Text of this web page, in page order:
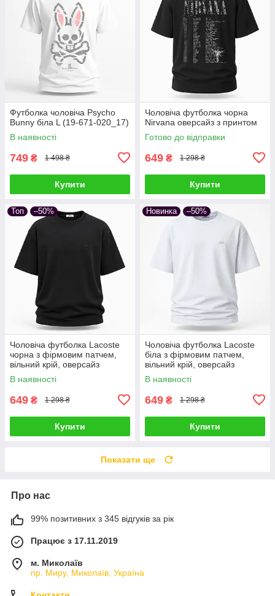
Футболка чоловіча Psycho
Bunny біла L (19-671-020_17)
В наявності
749 ₴ 1 498 ₴
Купити
Чоловіча футболка чорна
Nirvana оверсайз з принтом
Готово до відправки
649 ₴ 1 298 ₴
Купити
Топ –50%
Чоловіча футболка Lacoste
чорна з фірмовим патчем,
вільний крій, оверсайз
В наявності
649 ₴ 1 298 ₴
Купити
Новинка –50%
Чоловіча футболка Lacoste
біла з фірмовим патчем,
вільний крій, оверсайз
В наявності
649 ₴ 1 298 ₴
Купити
Показати ще
Про нас
99% позитивних з 345 відгуків за рік
Працює з 17.11.2019
м. Миколаїв
пр. Миру, Миколаїв, Україна